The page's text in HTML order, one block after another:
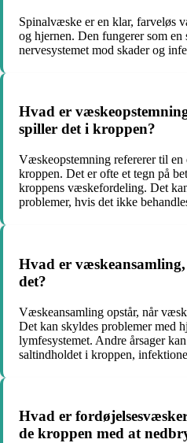
Spinalvæske er en klar, farveløs
og hjernen. Den fungerer som
nervesystemet mod skader og
Hvad er
spiller det i kroppen?
Væskeopstemning refererer til
kroppen. Det er ofte et tegn på
kroppens væskefordeling. Det
problemer, hvis det ikke
Hvad er
det?
Væskeansamling opstår, når
Det kan skyldes problemer med
lymfesystemet. Andre årsager
saltindholdet i kroppen,
Hvad er
de kroppen med at